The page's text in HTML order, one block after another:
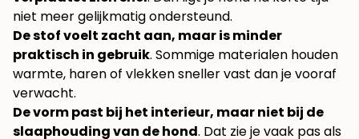
niet meer gelijkmatig ondersteund.
De stof voelt zacht aan, maar is minder
praktisch in gebruik. Sommige materialen houden
warmte, haren of vlekken sneller vast dan je vooraf
verwacht.
De vorm past bij het interieur, maar niet bij de
slaaphouding van de hond. Dat zie je vaak pas als